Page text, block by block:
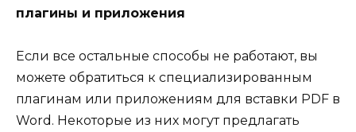
плагины и приложения
Если все остальные способы не работают, вы
можете обратиться к специализированным
плагинам или приложениям для вставки PDF в
Word. Некоторые из них могут предлагать